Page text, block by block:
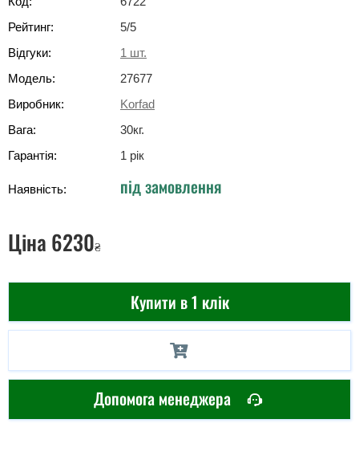
Рейтинг:
5/5
Відгуки:
1 шт.
Модель:
27677
Виробник:
Korfad
Вага:
30кг.
Гарантія:
1 рік
Наявність: під замовлення
Ціна 6230₴
Купити в 1 клік
Допомога менеджера